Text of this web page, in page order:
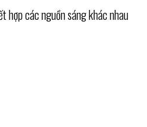
các nguồn sáng khác nhau